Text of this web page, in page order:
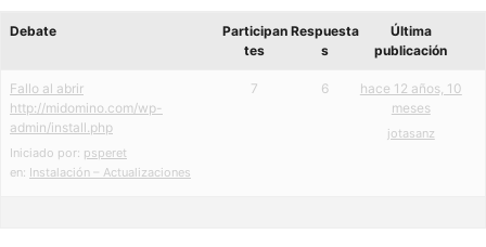
Debate
Participan
tes
Respuesta
s
Última
publicación
Fallo al abrir
http://midomino.com/wp-
admin/install.php
Iniciado por: psperet
en: Instalación – Actualizaciones
7 6
hace 12 años, 10
meses
jotasanz